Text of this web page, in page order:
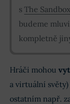
s The Sandbox
budeme
kompletně
Hráči mohou
a virtuální
ostatním např.